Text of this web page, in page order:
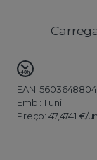
EAN:
Emb.:1 uni
Preço: 47,4741 €/